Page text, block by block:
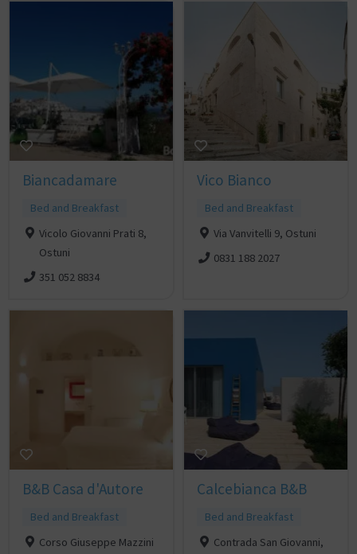
Biancadamare
Bed and Breakfast
Vicolo Giovanni Prati 8,
Ostuni
351 052 8834
Vico Bianco
Bed and Breakfast
Via Vanvitelli 9, Ostuni
0831 188 2027
B&B Casa d'Autore
Bed and Breakfast
Corso Giuseppe Mazzini
Calcebianca B&B
Bed and Breakfast
Contrada San Giovanni,